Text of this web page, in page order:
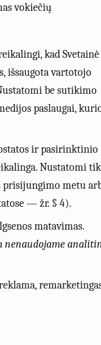
vokiečių
kad Svetainė
išsaugota vartotojo
be sutikimo
paslaugai,
ir pasirinktinio
Nustatomi tik
prisijungimo metu
— žr. § 4).
matavimas.
nenaudojame